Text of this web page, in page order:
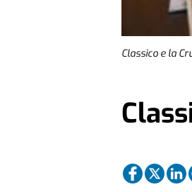
Classico e la